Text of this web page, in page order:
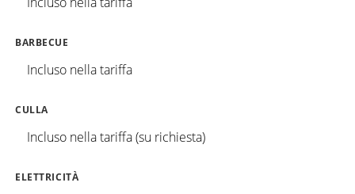
BARBECUE
Incluso nella tariffa
CULLA
Incluso nella tariffa (su richiesta)
ELETTRICITÀ